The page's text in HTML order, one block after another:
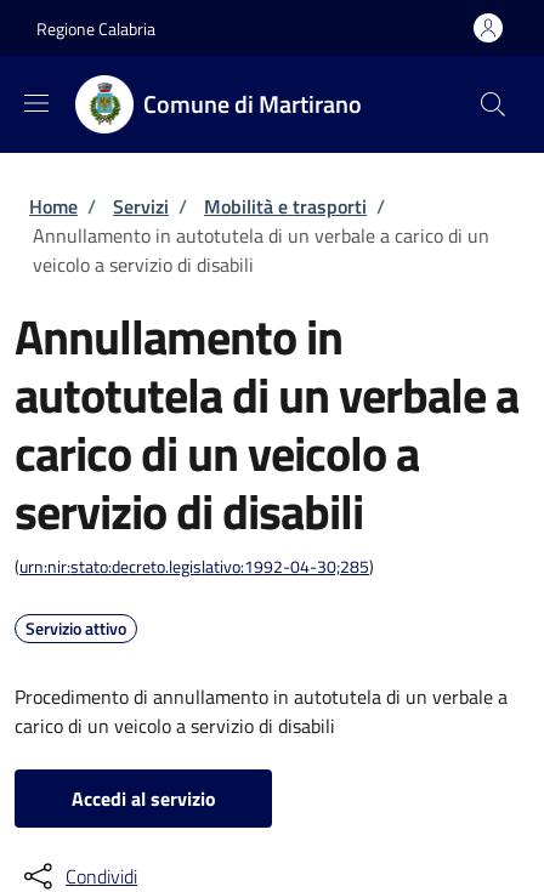
Regione Calabria
Comune di Martirano
Briciole di pane
Home / Servizi / Mobilità e trasporti /
Annullamento in autotutela di un verbale a carico di un
veicolo a servizio di disabili
Annullamento in
autotutela di un verbale a
carico di un veicolo a
servizio di disabili
(urn:nir:stato:decreto.legislativo:1992-04-30;285)
Servizio attivo
Procedimento di annullamento in autotutela di un verbale a
carico di un veicolo a servizio di disabili
Accedi al servizio
Condividi